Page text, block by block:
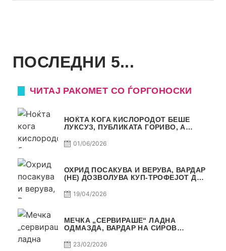
ПОСЛЕДНИ 5...
ЧИТАЈ РАКОМЕТ СО ЃОРГОНОСКИ
НОЌТА КОГА КИСЛОРОДОТ БЕШЕ
ЛУКСУЗ, ПУБЛИКАТА ГОРИВО, А
01/06/2026
ОХРИД ПОСАКУВА И ВЕРУВА, ВАРДАР
(НЕ) ДОЗВОЛУВА КУП-ТРОФЕЈОТ ДА
19/04/2026
МЕЧКА „СЕРВИРАШЕ“ ЛАДНА
ОДМАЗДА, ВАРДАР НА СИРОВ
АВТОКОМАНДА
23/02/2026